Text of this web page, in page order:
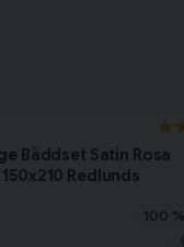
Bäddset Satin Rosa
Redlunds
100